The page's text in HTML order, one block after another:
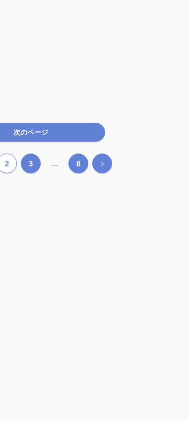
次のページ
2 3 … 8 次